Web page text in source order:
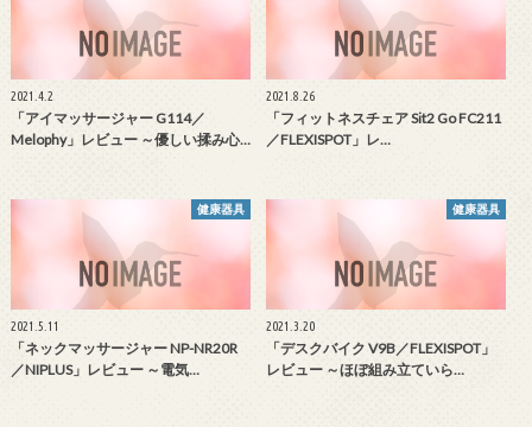
2021.4.2
「アイマッサージャー G114／
Melophy」レビュー ～優しい揉み心…
2021.8.26
「フィットネスチェア Sit2 Go FC211
／FLEXISPOT」レ…
健康器具
2021.5.11
「ネックマッサージャー NP-NR20R
／NIPLUS」レビュー ～電気…
健康器具
2021.3.20
「デスクバイク V9B／FLEXISPOT」
レビュー ～ほぼ組み立ていら…